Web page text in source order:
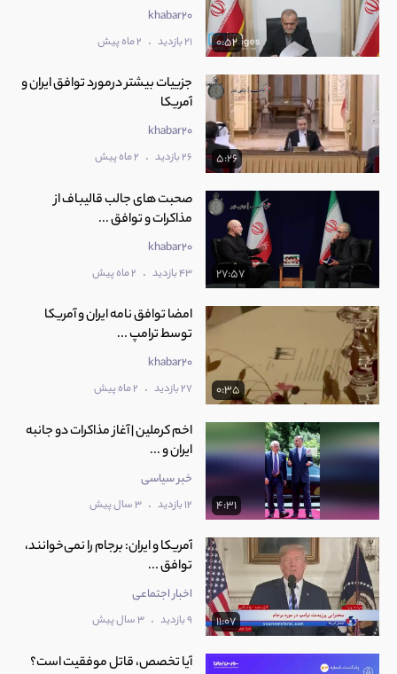
0:52
khabar20
21 بازدید . 2 ماه پیش
5:26
جزییات بیشتر درمورد توافق ایران و
آمریکا
khabar20
26 بازدید . 2 ماه پیش
27:57
صحبت های جالب قالیباف از
مذاکرات و توافق ...
khabar20
43 بازدید . 2 ماه پیش
0:35
امضا توافق نامه ایران و آمریکا
توسط ترامپ ...
khabar20
27 بازدید . 2 ماه پیش
4:31
اخم کرملین | آغاز مذاکرات دو جانبه
ایران و ...
خبر سیاسی
12 بازدید . 3 سال پیش
11:07
آمریکا و ایران: برجام را نمی‌خوانند،
توافق ...
اخبار اجتماعی
9 بازدید . 3 سال پیش
آیا تخصص، قاتل موفقیت است؟